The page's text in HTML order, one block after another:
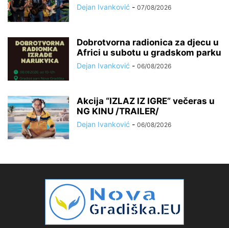
Dejan Ivanković - 07/08/2026
Dobrotvorna radionica za djecu u
Africi u subotu u gradskom parku
Dejan Ivanković - 06/08/2026
Akcija “IZLAZ IZ IGRE” večeras u
NG KINU /TRAILER/
Dejan Ivanković - 06/08/2026